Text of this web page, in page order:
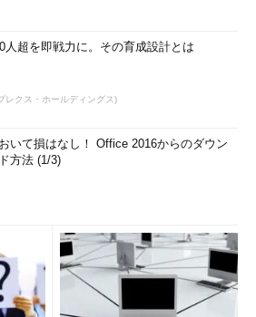
人超を即戦力に。その育成設計とは
レクス・ホールディングス)
いて損はなし！ Office 2016からのダウン
方法 (1/3)